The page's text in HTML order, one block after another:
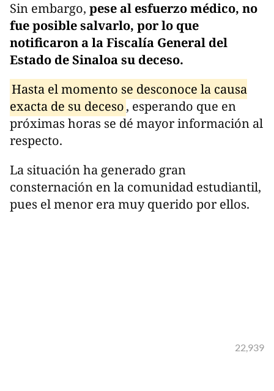
Sin embargo, pese al esfuerzo médico, no
fue posible salvarlo, por lo que
notificaron a la Fiscalía General del
Estado de Sinaloa su deceso.
Hasta el momento se desconoce la causa
exacta de su deceso, esperando que en
próximas horas se dé mayor información al
respecto.
La situación ha generado gran
consternación en la comunidad estudiantil,
pues el menor era muy querido por ellos.
22,939